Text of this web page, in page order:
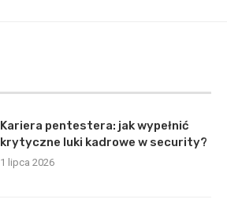
Kariera pentestera: jak wypełnić
krytyczne luki kadrowe w security?
1 lipca 2026